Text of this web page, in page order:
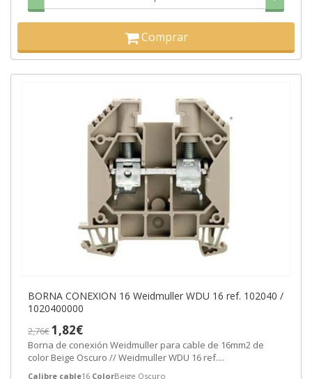
Comprar
BORNA CONEXION 16 Weidmuller WDU 16 ref. 102040 /
1020400000
2,76€1,82€
Borna de conexión Weidmuller para cable de 16mm2 de
color Beige Oscuro // Weidmuller WDU 16 ref....
Calibre cable16 ColorBeige Oscuro